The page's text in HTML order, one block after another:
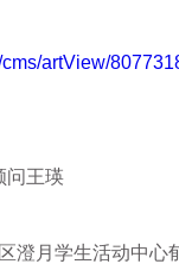
artView/
问王瑛
澄月学生活动中心